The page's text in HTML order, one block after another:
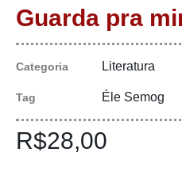
Guarda pra
Categoria Literatura
Tag Éle Semog
R$28,00